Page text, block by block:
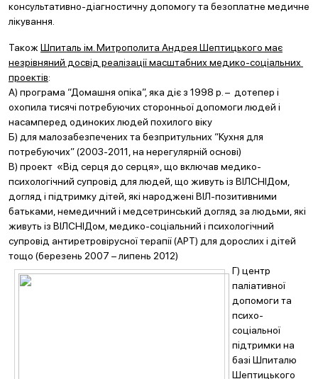
консультативно-діагностичну допомогу та безоплатне медичне
лікування.
Також Шпиталь ім. Митрополита Андрея Шептицького має
незрівняний досвід реалізації масштабних медико-соціальних
проектів:
А) програма “Домашня опіка”, яка діє з 1998 р. – дотепер і
охопила тисячі потребуючих сторонньої допомоги людей і
насамперед одиноких людей похилого віку
Б) для малозабезпечених та безпритульних “Кухня для
потребуючих” (2003-2011, на нерегулярній основі)
В) проект «Від серця до серця», що включав медико-
психологічний супровід для людей, що живуть із ВІЛСНІДом,
догляд і підтримку дітей, які народжені ВІЛ-позитивними
батьками, немедичний і медсетринський догляд за людьми, які
живуть із ВІЛСНІДом, медико-соціальний і психологічний
супровід антиретровірусної терапії (АРТ) для дорослих і дітей
тощо (березень 2007 – липень 2012)
Г) центр
паліативної
допомоги та
психо-
соціальної
підтримки на
базі Шпиталю
Шептицького